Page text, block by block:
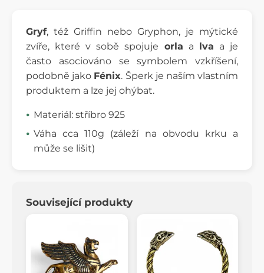
Gryf, též Griffin nebo Gryphon, je mýtické
zvíře, které v sobě spojuje orla a lva a je
často asociováno se symbolem vzkříšení,
podobně jako Fénix. Šperk je naším vlastním
produktem a lze jej ohýbat.
Materiál: stříbro 925
Váha cca 110g (záleží na obvodu krku a
může se lišit)
Související produkty